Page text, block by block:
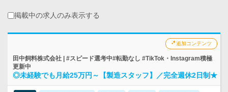
掲載中の求人のみ表示する
追加コンテンツ
田中飼料株式会社 | #スピード選考中#転勤なし #TikTok・Instagram積極
更新中
◎未経験でも月給25万円～【製造スタッフ】／完全週休2日制★